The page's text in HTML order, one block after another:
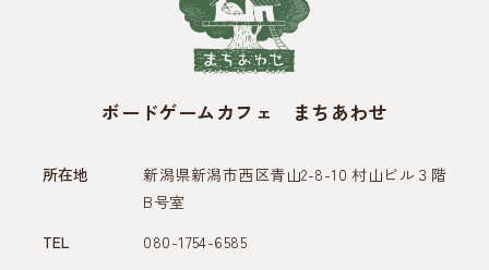
ボードゲームカフェ まちあわせ
所在地
新潟県新潟市西区青山2-8-10 村山ビル３階
B号室
TEL
080-1754-6585